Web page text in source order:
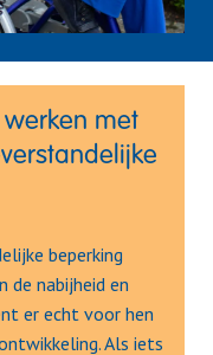
met
beperking
de nabijheid en
er echt voor hen
Als iets